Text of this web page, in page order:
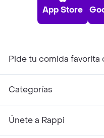
App Store
Pide tu comida favorita
Categorías
Únete a Rappi